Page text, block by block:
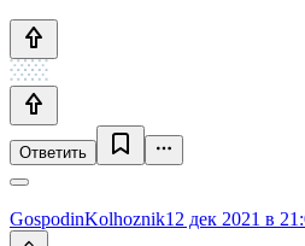
Ответить
GospodinKolhoznik12 дек 2021 в